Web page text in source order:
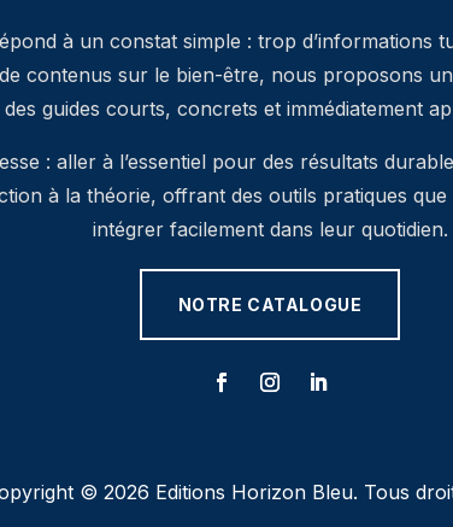
à un constat simple : trop d’informations
contenus sur le bien-être, nous proposons
des guides courts, concrets et immédiatement
: aller à l’essentiel pour des résultats
à la théorie, offrant des outils pratiques
intégrer facilement dans leur quotidien.
NOTRE CATALOGUE
© 2026 Editions Horizon Bleu. Tous